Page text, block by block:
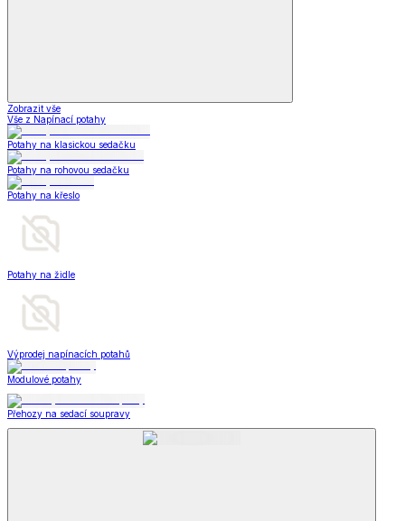
Zobrazit vše
Vše z Napínací potahy
Potahy na klasickou sedačku
Potahy na rohovou sedačku
Potahy na křeslo
Potahy na židle
Výprodej napínacích potahů
Modulové potahy
Přehozy na sedací soupravy